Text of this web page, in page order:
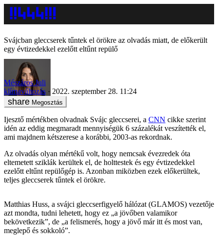
Svájcban gleccserek tűntek el örökre az olvadás miatt, de előkerült
egy évtizedekkel ezelőtt eltűnt repülő
Mészáros Juli
klímaváltozás
2022. szeptember 28. 11:24
Megosztás
Ijesztő mértékben olvadnak Svájc gleccserei, a CNN cikke szerint
idén az eddig megmaradt mennyiségük 6 százalékát veszítették el,
ami majdnem kétszerese a korábbi, 2003-as rekordnak.
Az olvadás olyan mértékű volt, hogy nemcsak évezredek óta
eltemetett sziklák kerültek el, de holttestek és egy évtizedekkel
ezelőtt eltűnt repülőgép is. Azonban miközben ezek előkerültek,
teljes gleccserek tűntek el örökre.
Matthias Huss, a svájci gleccserfigyelő hálózat (GLAMOS) vezetője
azt mondta, tudni lehetett, hogy ez „a jövőben valamikor
bekövetkezik”, de „a felismerés, hogy a jövő már itt és most van,
meglepő és sokkoló”.